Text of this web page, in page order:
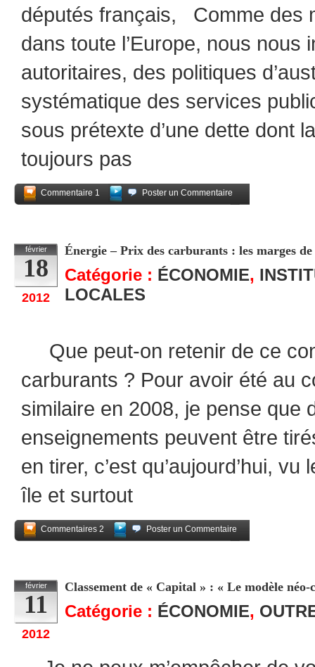
députés français, Comme des
dans toute l’Europe, nous nous
autoritaires, des politiques
systématique des services
sous prétexte d’une dette dont
toujours pas
Commentaire 1
Poster un Commentaire
février
18
2012
Énergie – Prix des carburants : les marges
Catégorie : ÉCONOMIE,
LOCALES
Que peut-on retenir de ce
carburants ? Pour avoir été au
similaire en 2008, je pense que
enseignements peuvent être
en tirer, c’est qu’aujourd’hui,
île et surtout
Commentaires 2
Poster un Commentaire
février
11
2012
Classement de « Capital » : « Le modèle
Catégorie : ÉCONOMIE,